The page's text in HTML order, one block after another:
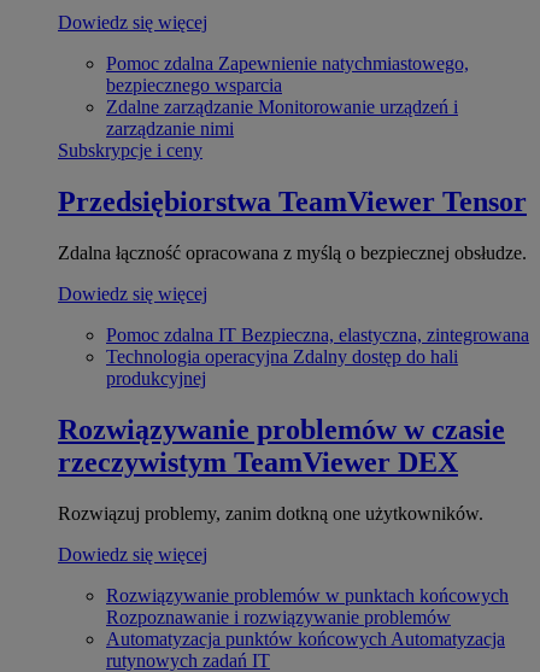
Dowiedz się więcej
Pomoc zdalna Zapewnienie natychmiastowego,
bezpiecznego wsparcia
Zdalne zarządzanie Monitorowanie urządzeń i
zarządzanie nimi
Subskrypcje i ceny
Przedsiębiorstwa TeamViewer Tensor
Zdalna łączność opracowana z myślą o bezpiecznej obsłudze.
Dowiedz się więcej
Pomoc zdalna IT Bezpieczna, elastyczna, zintegrowana
Technologia operacyjna Zdalny dostęp do hali
produkcyjnej
Rozwiązywanie problemów w czasie
rzeczywistym TeamViewer DEX
Rozwiązuj problemy, zanim dotkną one użytkowników.
Dowiedz się więcej
Rozwiązywanie problemów w punktach końcowych
Rozpoznawanie i rozwiązywanie problemów
Automatyzacja punktów końcowych Automatyzacja
rutynowych zadań IT